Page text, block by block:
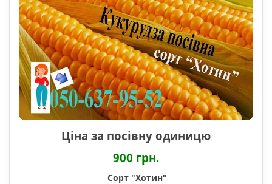
Ціна за посівну одиницю
900 грн.
Сорт "Хотин"